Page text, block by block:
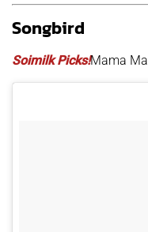
Songbird
Soimilk Picks!Mama